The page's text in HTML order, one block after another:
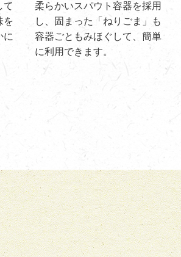
て
を
に
柔らかいスパウト容器を採用
し、固まった「ねりごま」も
容器ごともみほぐして、簡単
に利用できます。